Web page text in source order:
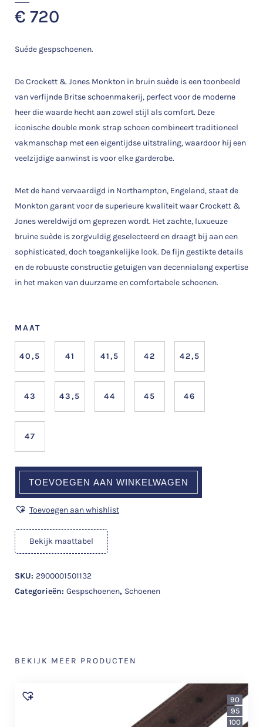
€ 720
Suéde gespschoenen.
De Crockett & Jones Monkton in bruin suède is een toonbeeld
van verfijnde Britse schoenmakerij, perfect voor de moderne
heer die waarde hecht aan zowel stijl als comfort. Deze
iconische double monk strap schoen combineert traditioneel
vakmanschap met een eigentijdse uitstraling, waardoor hij een
veelzijdige aanwinst is voor elke garderobe.
Met de hand vervaardigd in Northampton, Engeland, staat de
Monkton garant voor de superieure kwaliteit waar Crockett &
Jones wereldwijd om geprezen wordt. Het zachte, luxueuze
bruine suède is zorgvuldig geselecteerd en draagt bij aan een
sophisticated, doch toegankelijke look. De fijn gestikte details
en de robuuste constructie getuigen van decennialang expertise
in het maken van duurzame en comfortabele schoenen.
MAAT
40,5 41 41,5 42 42,5
43 43,5 44 45 46
47
TOEVOEGEN AAN WINKELWAGEN
Toevoegen aan whishlist
Bekijk maattabel
SKU: 2900001501132
Categorieën: Gespschoenen, Schoenen
BEKIJK MEER PRODUCTEN
90
95
100